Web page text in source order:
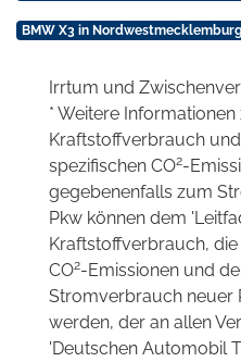
BMW X3 in
Irrtum und
* Weitere
Kraftstoffverbrauch
spezifischen CO2-
gegebenenfalls zum
Pkw können dem
Kraftstoffverbrauch,
CO2-Emissionen und
Stromverbrauch neuer
werden, der an allen
'Deutschen Automobil